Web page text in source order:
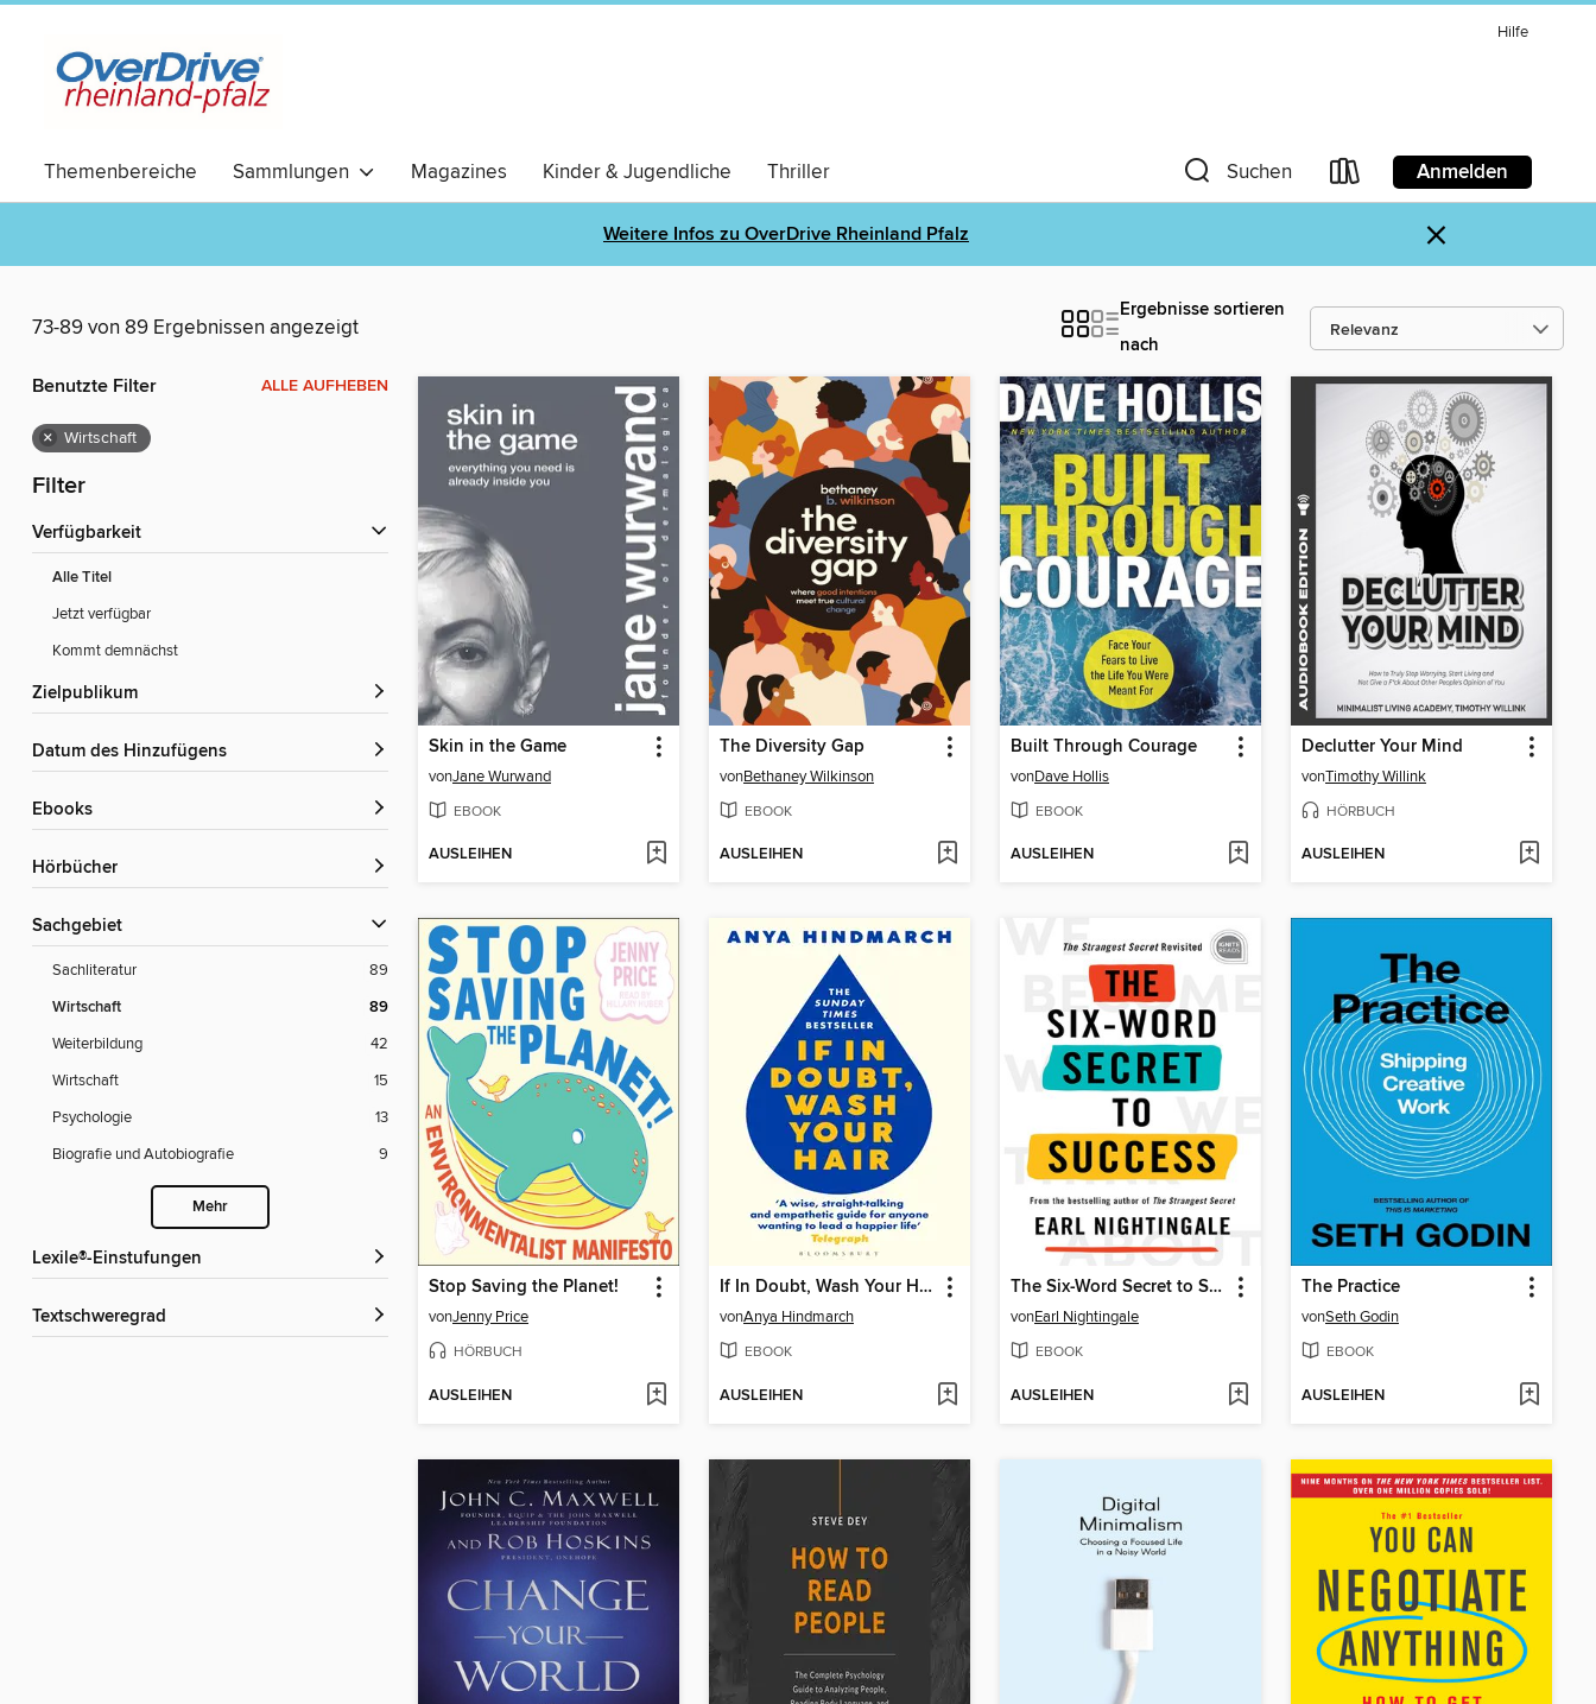
Hilfe
Themenbereiche Sammlungen Magazines Kinder & Jugendliche
Thriller
RomCom
Suchen Anmelden
Weitere Infos zu OverDrive Rheinland Pfalz ×
73-89 von 89 Ergebnissen angezeigt
Ergebnisse sortieren
nach
Benutzte Filter ALLE AUFHEBEN
× Wirtschaft
Filter
Verfügbarkeit
Alle Titel
Jetzt verfügbar
Kommt demnächst
Zielpublikum
Datum des Hinzufügens
ebooks
Hörbücher
Sachgebiet
Sachliteratur 89
Wirtschaft 89
Weiterbildung
42
Wirtschaft
15
Psychologie
13
Biografie und Autobiografie
9
Mehr
Lexile®-Einstufungen
Textschweregrad
Skin in the Game
vonJane Wurwand
EBOOK
AUSLEIHEN
The Diversity Gap
vonBethaney Wilkinson
EBOOK
AUSLEIHEN
Built Through Courage
vonDave Hollis
EBOOK
AUSLEIHEN
Declutter Your Mind
vonTimothy Willink
HÖRBUCH
AUSLEIHEN
Stop Saving the Planet!
vonJenny Price
HÖRBUCH
AUSLEIHEN
If In Doubt, Wash Your Hair
vonAnya Hindmarch
EBOOK
AUSLEIHEN
The Six-Word Secret to Success
vonEarl Nightingale
EBOOK
AUSLEIHEN
The Practice
vonSeth Godin
EBOOK
AUSLEIHEN